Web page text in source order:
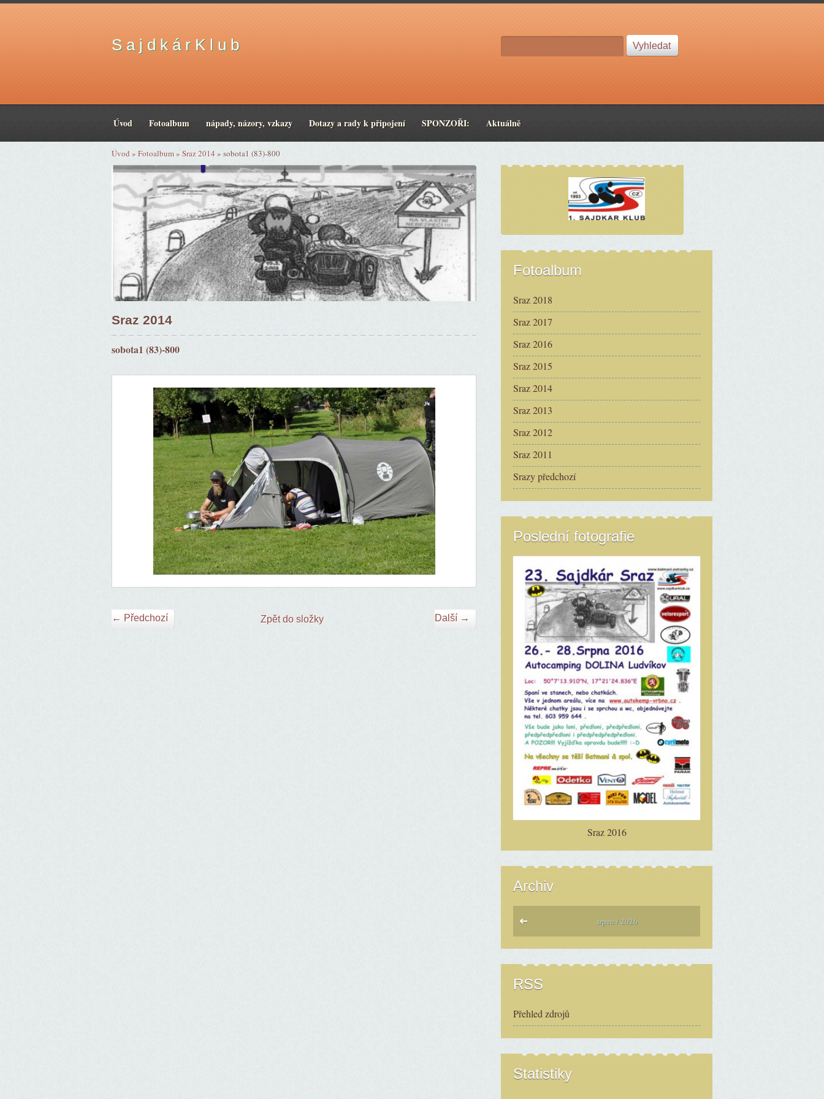
S a j d k á r K l u b
Úvod Fotoalbum nápady, názory, vzkazy Dotazy a rady k připojení SPONZOŘI: Aktuálně
Úvod » Fotoalbum» Sraz 2014» sobota1 (83)-800
Sraz 2014
sobota1 (83)-800
← Předchozí Další →
Zpět do složky
Fotoalbum
Sraz 2018
Sraz 2017
Sraz 2016
Sraz 2015
Sraz 2014
Sraz 2013
Sraz 2012
Sraz 2011
Srazy předchozí
Poslední fotografie
Sraz 2016
Archiv
srpen / 2026
RSS
Přehled zdrojů
Statistiky